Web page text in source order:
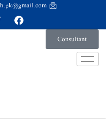
Consultant